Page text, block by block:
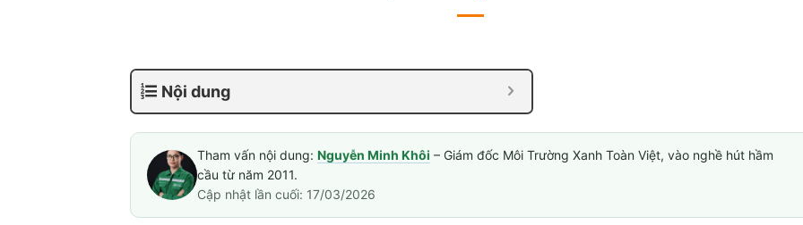
Nội dung
Tham vấn nội dung: Nguyễn Minh Khôi – Giám đốc Môi Trường Xanh Toàn Việt, vào nghề hút hầm
cầu từ năm 2011.
Cập nhật lần cuối: 17/03/2026